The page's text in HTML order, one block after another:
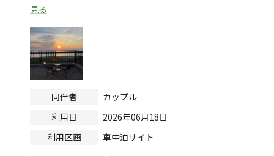
見る
同伴者
カップル
利用日
2026年06月18日
利用区画
車中泊サイト